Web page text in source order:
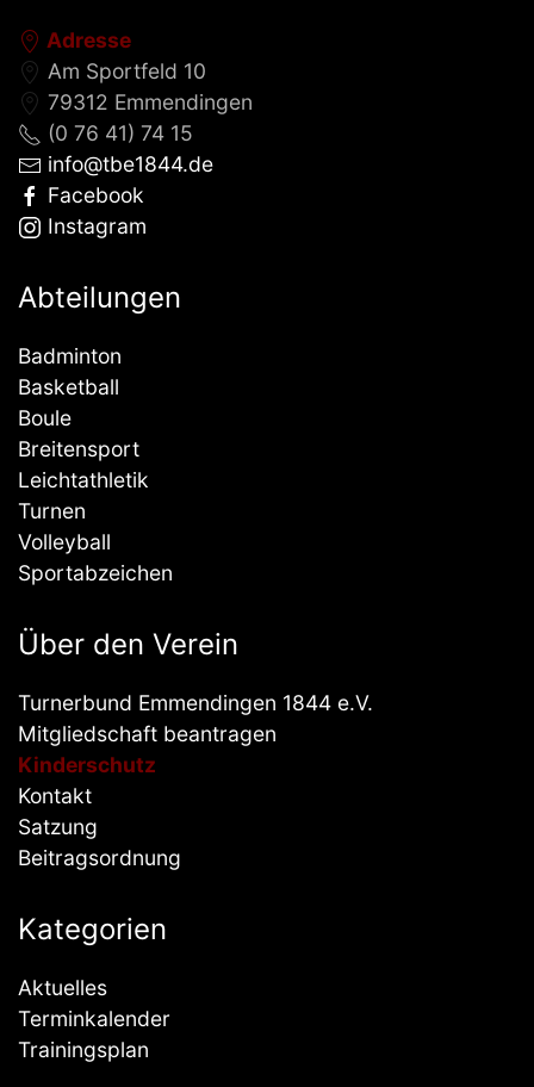
Adresse
Am Sportfeld 10
79312 Emmendingen
(0 76 41) 74 15
info@tbe1844.de
Facebook
Instagram
Abteilungen
Badminton
Basketball
Boule
Breitensport
Leichtathletik
Turnen
Volleyball
Sportabzeichen
Über den Verein
Turnerbund Emmendingen 1844 e.V.
Mitgliedschaft beantragen
Kinderschutz
Kontakt
Satzung
Beitragsordnung
Kategorien
Aktuelles
Terminkalender
Trainingsplan